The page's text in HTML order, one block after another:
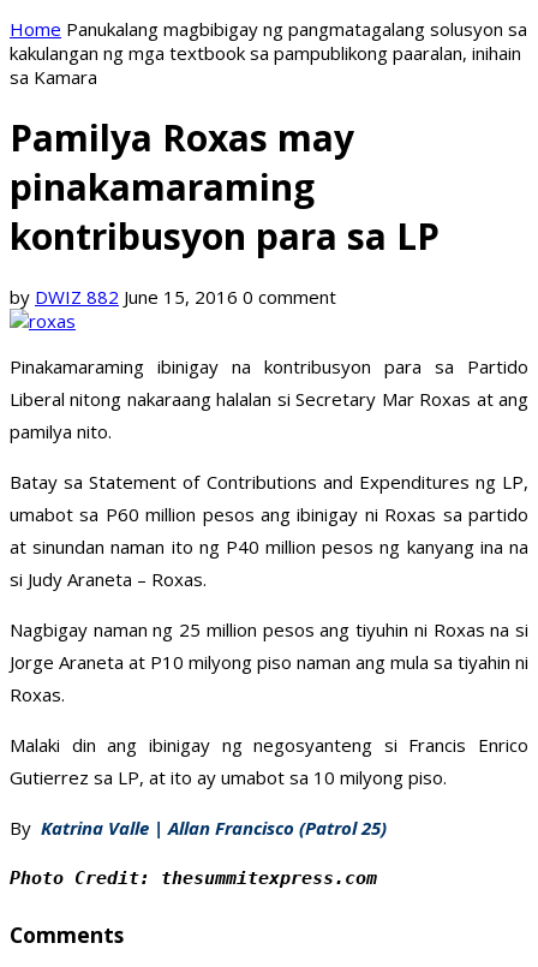
Home Panukalang magbibigay ng pangmatagalang solusyon sa
kakulangan ng mga textbook sa pampublikong paaralan, inihain
sa Kamara
Pamilya Roxas may
pinakamaraming
kontribusyon para sa LP
by DWIZ 882 June 15, 2016 0 comment
Pinakamaraming ibinigay na kontribusyon para sa Partido
Liberal nitong nakaraang halalan si Secretary Mar Roxas at ang
pamilya nito.
Batay sa Statement of Contributions and Expenditures ng LP,
umabot sa P60 million pesos ang ibinigay ni Roxas sa partido
at sinundan naman ito ng P40 million pesos ng kanyang ina na
si Judy Araneta – Roxas.
Nagbigay naman ng 25 million pesos ang tiyuhin ni Roxas na si
Jorge Araneta at P10 milyong piso naman ang mula sa tiyahin ni
Roxas.
Malaki din ang ibinigay ng negosyanteng si Francis Enrico
Gutierrez sa LP, at ito ay umabot sa 10 milyong piso.
By Katrina Valle | Allan Francisco (Patrol 25)
Photo Credit: thesummitexpress.com
Comments